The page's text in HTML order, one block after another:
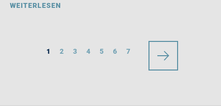
WEITERLESEN
1 2 3 4 5 6 7